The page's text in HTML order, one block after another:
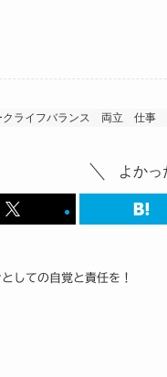
クライフバランス 両立 仕事
よかっ
しての自覚と責任を！